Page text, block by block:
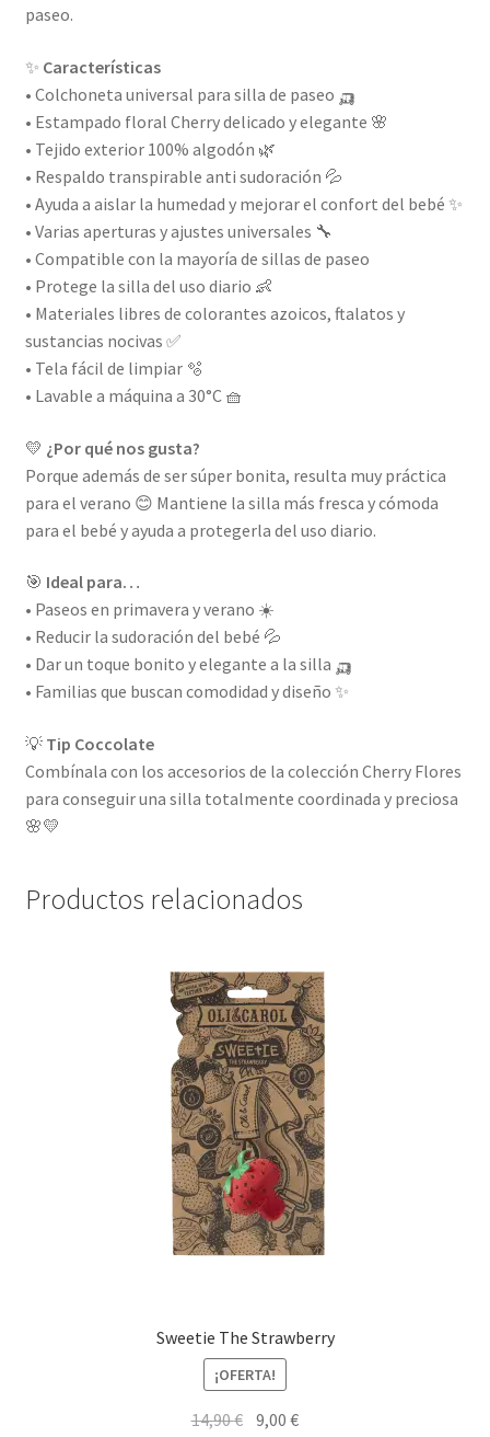
paseo.
✨ Características
• Colchoneta universal para silla de paseo 🛺
• Estampado floral Cherry delicado y elegante 🌸
• Tejido exterior 100% algodón 🌿
• Respaldo transpirable anti sudoración 💦
• Ayuda a aislar la humedad y mejorar el confort del bebé ✨
• Varias aperturas y ajustes universales 🔧
• Compatible con la mayoría de sillas de paseo
• Protege la silla del uso diario 👶
• Materiales libres de colorantes azoicos, ftalatos y
sustancias nocivas ✅
• Tela fácil de limpiar 🫧
• Lavable a máquina a 30°C 🧺
💛 ¿Por qué nos gusta?
Porque además de ser súper bonita, resulta muy práctica
para el verano 😊 Mantiene la silla más fresca y cómoda
para el bebé y ayuda a protegerla del uso diario.
🎯 Ideal para…
• Paseos en primavera y verano ☀️
• Reducir la sudoración del bebé 💦
• Dar un toque bonito y elegante a la silla 🛺
• Familias que buscan comodidad y diseño ✨
💡 Tip Coccolate
Combínala con los accesorios de la colección Cherry Flores
para conseguir una silla totalmente coordinada y preciosa
🌸💛
Productos relacionados
Sweetie The Strawberry
¡OFERTA!
14,90€ El9,00€El